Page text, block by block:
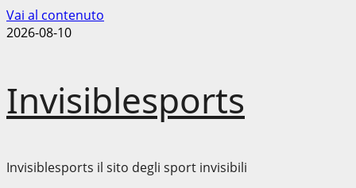
Vai al contenuto
2026-08-10
Invisiblesports
Invisiblesports il sito degli sport invisibili